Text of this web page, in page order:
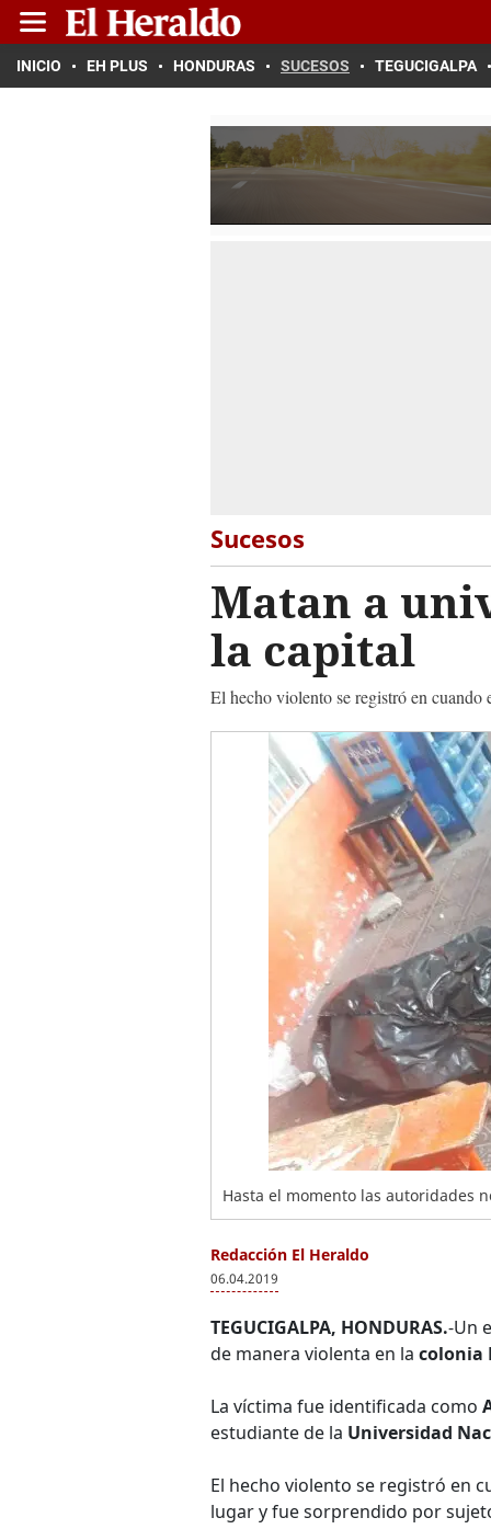
INICIO EH PLUS HONDURAS SUCESOS TEGUCIGALPA
Sucesos
Matan a
la capital
El hecho violento se registró en cuando
Hasta el momento las autoridades
Redacción El Heraldo
06.04.2019
TEGUCIGALPA, HONDURAS.-Un
de manera violenta en la colonia
La víctima fue identificada como
estudiante de la Universidad
El hecho violento se registró en
lugar y fue sorprendido por